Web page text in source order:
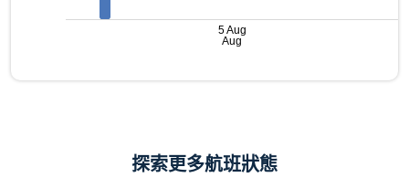
5 Aug
Aug
探索更多航班狀態